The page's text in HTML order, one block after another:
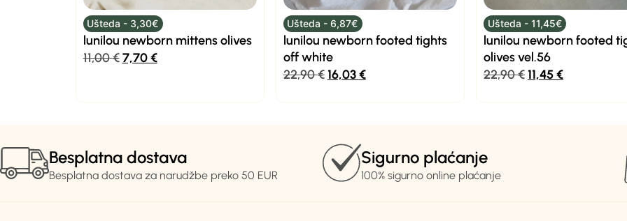
Ušteda - 3,30€
lunilou newborn mittens olives
11,00€ 7,70€
Ušteda - 6,87€
lunilou newborn footed tights
off white
22,90€16,03€
Ušteda - 11,45€
lunilou newborn footed
olives vel.56
22,90€11,45€
Besplatna dostava
Besplatna dostava za narudžbe preko 50 EUR
Sigurno plaćanje
100% sigurno online plaćanje